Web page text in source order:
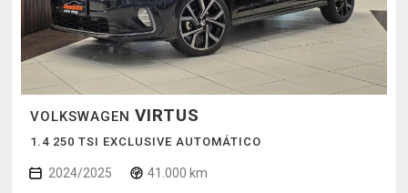
VOLKSWAGEN VIRTUS
1.4 250 TSI EXCLUSIVE AUTOMÁTICO
2024/2025 41.000 km